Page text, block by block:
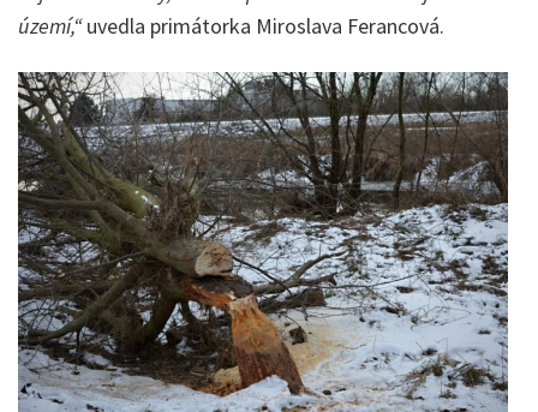
území,“uvedla primátorka Miroslava Ferancová.